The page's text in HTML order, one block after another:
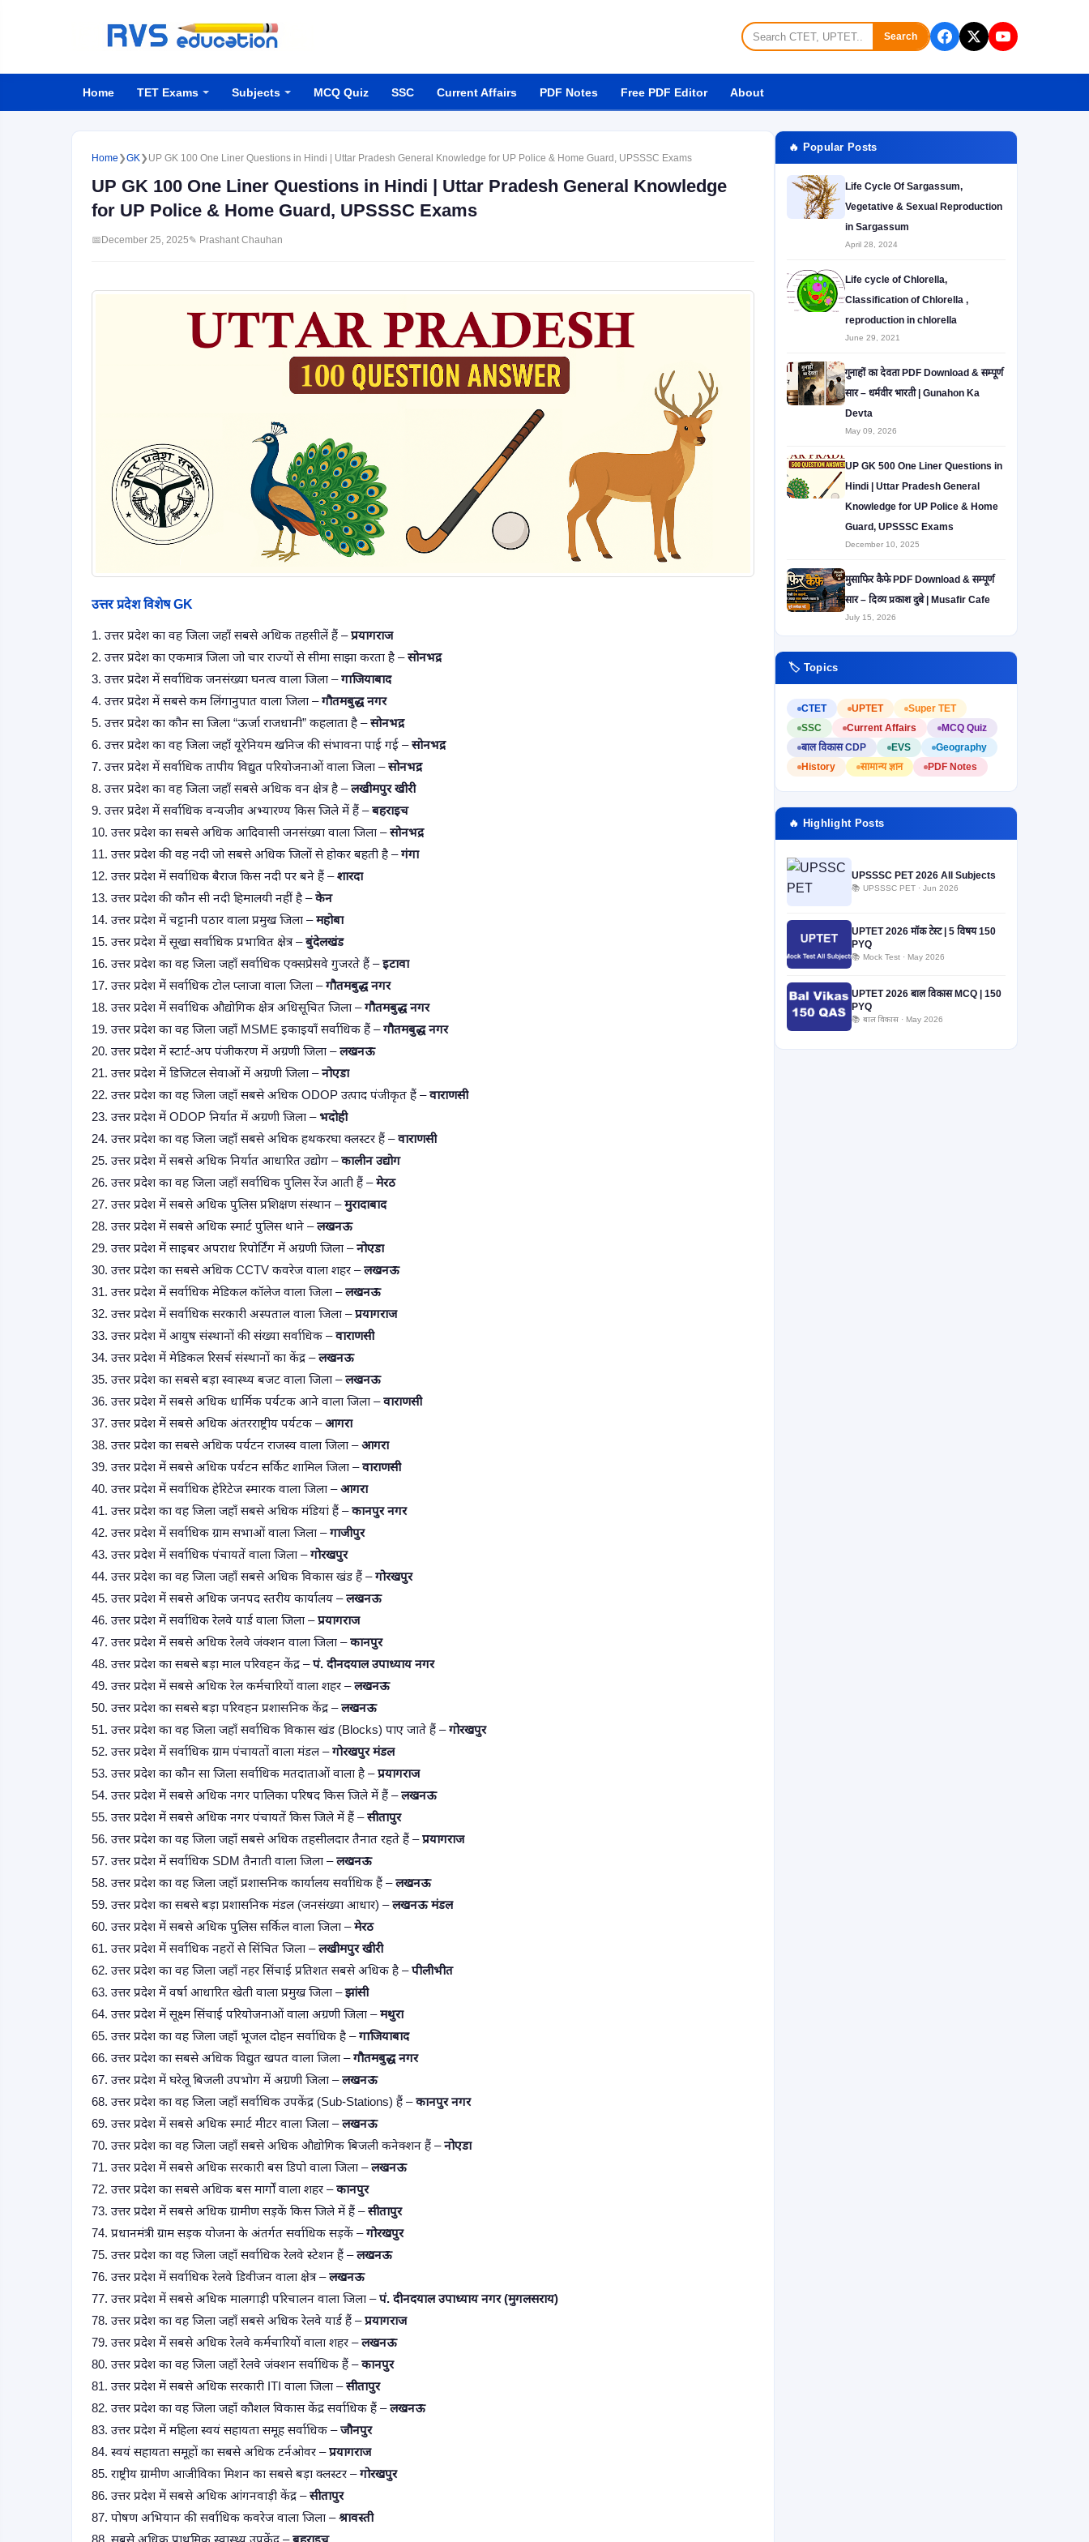
Search
Home TET Exams Subjects MCQ Quiz SSC Current Affairs PDF Notes Free PDF Editor About
Home ❯GK❯ UP GK 100 One Liner Questions in Hindi | Uttar Pradesh General Knowledge for UP Police & Home Guard, UPSSSC Exams
UP GK 100 One Liner Questions in Hindi | Uttar Pradesh General Knowledge
for UP Police & Home Guard, UPSSSC Exams
📅 December 25, 2025✎ Prashant Chauhan
उत्तर प्रदेश विशेष GK
1. उत्तर प्रदेश का वह जिला जहाँ सबसे अधिक तहसीलें हैं –प्रयागराज
2. उत्तर प्रदेश का एकमात्र जिला जो चार राज्यों से सीमा साझा करता है –सोनभद्र
3. उत्तर प्रदेश में सर्वाधिक जनसंख्या घनत्व वाला जिला –गाजियाबाद
4. उत्तर प्रदेश में सबसे कम लिंगानुपात वाला जिला –गौतमबुद्ध नगर
5. उत्तर प्रदेश का कौन सा जिला “ऊर्जा राजधानी” कहलाता है –सोनभद्र
6. उत्तर प्रदेश का वह जिला जहाँ यूरेनियम खनिज की संभावना पाई गई –सोनभद्र
7. उत्तर प्रदेश में सर्वाधिक तापीय विद्युत परियोजनाओं वाला जिला –सोनभद्र
8. उत्तर प्रदेश का वह जिला जहाँ सबसे अधिक वन क्षेत्र है –लखीमपुर खीरी
9. उत्तर प्रदेश में सर्वाधिक वन्यजीव अभ्यारण्य किस जिले में हैं –बहराइच
10. उत्तर प्रदेश का सबसे अधिक आदिवासी जनसंख्या वाला जिला –सोनभद्र
11. उत्तर प्रदेश की वह नदी जो सबसे अधिक जिलों से होकर बहती है –गंगा
12. उत्तर प्रदेश में सर्वाधिक बैराज किस नदी पर बने हैं –शारदा
13. उत्तर प्रदेश की कौन सी नदी हिमालयी नहीं है –केन
14. उत्तर प्रदेश में चट्टानी पठार वाला प्रमुख जिला –महोबा
15. उत्तर प्रदेश में सूखा सर्वाधिक प्रभावित क्षेत्र –बुंदेलखंड
16. उत्तर प्रदेश का वह जिला जहाँ सर्वाधिक एक्सप्रेसवे गुजरते हैं –इटावा
17. उत्तर प्रदेश में सर्वाधिक टोल प्लाजा वाला जिला –गौतमबुद्ध नगर
18. उत्तर प्रदेश में सर्वाधिक औद्योगिक क्षेत्र अधिसूचित जिला –गौतमबुद्ध नगर
19. उत्तर प्रदेश का वह जिला जहाँ MSME इकाइयाँ सर्वाधिक हैं –गौतमबुद्ध नगर
20. उत्तर प्रदेश में स्टार्ट-अप पंजीकरण में अग्रणी जिला –लखनऊ
21. उत्तर प्रदेश में डिजिटल सेवाओं में अग्रणी जिला –नोएडा
22. उत्तर प्रदेश का वह जिला जहाँ सबसे अधिक ODOP उत्पाद पंजीकृत हैं –वाराणसी
23. उत्तर प्रदेश में ODOP निर्यात में अग्रणी जिला –भदोही
24. उत्तर प्रदेश का वह जिला जहाँ सबसे अधिक हथकरघा क्लस्टर हैं –वाराणसी
25. उत्तर प्रदेश में सबसे अधिक निर्यात आधारित उद्योग –कालीन उद्योग
26. उत्तर प्रदेश का वह जिला जहाँ सर्वाधिक पुलिस रेंज आती हैं –मेरठ
27. उत्तर प्रदेश में सबसे अधिक पुलिस प्रशिक्षण संस्थान –मुरादाबाद
28. उत्तर प्रदेश में सबसे अधिक स्मार्ट पुलिस थाने –लखनऊ
29. उत्तर प्रदेश में साइबर अपराध रिपोर्टिंग में अग्रणी जिला –नोएडा
30. उत्तर प्रदेश का सबसे अधिक CCTV कवरेज वाला शहर –लखनऊ
31. उत्तर प्रदेश में सर्वाधिक मेडिकल कॉलेज वाला जिला –लखनऊ
32. उत्तर प्रदेश में सर्वाधिक सरकारी अस्पताल वाला जिला –प्रयागराज
33. उत्तर प्रदेश में आयुष संस्थानों की संख्या सर्वाधिक –वाराणसी
34. उत्तर प्रदेश में मेडिकल रिसर्च संस्थानों का केंद्र –लखनऊ
35. उत्तर प्रदेश का सबसे बड़ा स्वास्थ्य बजट वाला जिला –लखनऊ
36. उत्तर प्रदेश में सबसे अधिक धार्मिक पर्यटक आने वाला जिला –वाराणसी
37. उत्तर प्रदेश में सबसे अधिक अंतरराष्ट्रीय पर्यटक –आगरा
38. उत्तर प्रदेश का सबसे अधिक पर्यटन राजस्व वाला जिला –आगरा
39. उत्तर प्रदेश में सबसे अधिक पर्यटन सर्किट शामिल जिला –वाराणसी
40. उत्तर प्रदेश में सर्वाधिक हेरिटेज स्मारक वाला जिला –आगरा
41. उत्तर प्रदेश का वह जिला जहाँ सबसे अधिक मंडियां हैं –कानपुर नगर
42. उत्तर प्रदेश में सर्वाधिक ग्राम सभाओं वाला जिला –गाजीपुर
43. उत्तर प्रदेश में सर्वाधिक पंचायतें वाला जिला –गोरखपुर
44. उत्तर प्रदेश का वह जिला जहाँ सबसे अधिक विकास खंड हैं –गोरखपुर
45. उत्तर प्रदेश में सबसे अधिक जनपद स्तरीय कार्यालय –लखनऊ
46. उत्तर प्रदेश में सर्वाधिक रेलवे यार्ड वाला जिला –प्रयागराज
47. उत्तर प्रदेश में सबसे अधिक रेलवे जंक्शन वाला जिला –कानपुर
48. उत्तर प्रदेश का सबसे बड़ा माल परिवहन केंद्र –पं. दीनदयाल उपाध्याय नगर
49. उत्तर प्रदेश में सबसे अधिक रेल कर्मचारियों वाला शहर –लखनऊ
50. उत्तर प्रदेश का सबसे बड़ा परिवहन प्रशासनिक केंद्र –लखनऊ
51. उत्तर प्रदेश का वह जिला जहाँ सर्वाधिक विकास खंड (Blocks) पाए जाते हैं –गोरखपुर
52. उत्तर प्रदेश में सर्वाधिक ग्राम पंचायतों वाला मंडल –गोरखपुर मंडल
53. उत्तर प्रदेश का कौन सा जिला सर्वाधिक मतदाताओं वाला है –प्रयागराज
54. उत्तर प्रदेश में सबसे अधिक नगर पालिका परिषद किस जिले में हैं –लखनऊ
55. उत्तर प्रदेश में सबसे अधिक नगर पंचायतें किस जिले में हैं –सीतापुर
56. उत्तर प्रदेश का वह जिला जहाँ सबसे अधिक तहसीलदार तैनात रहते हैं –प्रयागराज
57. उत्तर प्रदेश में सर्वाधिक SDM तैनाती वाला जिला –लखनऊ
58. उत्तर प्रदेश का वह जिला जहाँ प्रशासनिक कार्यालय सर्वाधिक हैं –लखनऊ
59. उत्तर प्रदेश का सबसे बड़ा प्रशासनिक मंडल (जनसंख्या आधार) –लखनऊ मंडल
60. उत्तर प्रदेश में सबसे अधिक पुलिस सर्किल वाला जिला –मेरठ
61. उत्तर प्रदेश में सर्वाधिक नहरों से सिंचित जिला –लखीमपुर खीरी
62. उत्तर प्रदेश का वह जिला जहाँ नहर सिंचाई प्रतिशत सबसे अधिक है –पीलीभीत
63. उत्तर प्रदेश में वर्षा आधारित खेती वाला प्रमुख जिला –झांसी
64. उत्तर प्रदेश में सूक्ष्म सिंचाई परियोजनाओं वाला अग्रणी जिला –मथुरा
65. उत्तर प्रदेश का वह जिला जहाँ भूजल दोहन सर्वाधिक है –गाजियाबाद
66. उत्तर प्रदेश का सबसे अधिक विद्युत खपत वाला जिला –गौतमबुद्ध नगर
67. उत्तर प्रदेश में घरेलू बिजली उपभोग में अग्रणी जिला –लखनऊ
68. उत्तर प्रदेश का वह जिला जहाँ सर्वाधिक उपकेंद्र (Sub-Stations) हैं –कानपुर नगर
69. उत्तर प्रदेश में सबसे अधिक स्मार्ट मीटर वाला जिला –लखनऊ
70. उत्तर प्रदेश का वह जिला जहाँ सबसे अधिक औद्योगिक बिजली कनेक्शन हैं –नोएडा
71. उत्तर प्रदेश में सबसे अधिक सरकारी बस डिपो वाला जिला –लखनऊ
72. उत्तर प्रदेश का सबसे अधिक बस मार्गों वाला शहर –कानपुर
73. उत्तर प्रदेश में सबसे अधिक ग्रामीण सड़कें किस जिले में हैं –सीतापुर
74. प्रधानमंत्री ग्राम सड़क योजना के अंतर्गत सर्वाधिक सड़कें –गोरखपुर
75. उत्तर प्रदेश का वह जिला जहाँ सर्वाधिक रेलवे स्टेशन हैं –लखनऊ
76. उत्तर प्रदेश में सर्वाधिक रेलवे डिवीजन वाला क्षेत्र –लखनऊ
77. उत्तर प्रदेश में सबसे अधिक मालगाड़ी परिचालन वाला जिला –पं. दीनदयाल उपाध्याय नगर (मुगलसराय)
78. उत्तर प्रदेश का वह जिला जहाँ सबसे अधिक रेलवे यार्ड हैं –प्रयागराज
79. उत्तर प्रदेश में सबसे अधिक रेलवे कर्मचारियों वाला शहर –लखनऊ
80. उत्तर प्रदेश का वह जिला जहाँ रेलवे जंक्शन सर्वाधिक हैं –कानपुर
81. उत्तर प्रदेश में सबसे अधिक सरकारी ITI वाला जिला –सीतापुर
82. उत्तर प्रदेश का वह जिला जहाँ कौशल विकास केंद्र सर्वाधिक हैं –लखनऊ
83. उत्तर प्रदेश में महिला स्वयं सहायता समूह सर्वाधिक –जौनपुर
84. स्वयं सहायता समूहों का सबसे अधिक टर्नओवर –प्रयागराज
85. राष्ट्रीय ग्रामीण आजीविका मिशन का सबसे बड़ा क्लस्टर –गोरखपुर
86. उत्तर प्रदेश में सबसे अधिक आंगनवाड़ी केंद्र –सीतापुर
87. पोषण अभियान की सर्वाधिक कवरेज वाला जिला –श्रावस्ती
🔥 Popular Posts
Life Cycle Of Sargassum,
Vegetative & Sexual Reproduction
in Sargassum
April 28, 2024
Life cycle of Chlorella,
Classification of Chlorella ,
reproduction in chlorella
June 29, 2021
गुनाहों का देवता PDF Download & सम्पूर्ण
सार – धर्मवीर भारती | Gunahon Ka
Devta
May 09, 2026
UP GK 500 One Liner Questions in
Hindi | Uttar Pradesh General
Knowledge for UP Police & Home
Guard, UPSSSC Exams
December 10, 2025
मुसाफिर कैफे PDF Download & सम्पूर्ण
सार – दिव्य प्रकाश दुबे | Musafir Cafe
July 15, 2026
🏷️ Topics
CTET UPTET
Super TET
SSC
Current Affairs
MCQ Quiz
बाल विकास CDP
EVS
Geography
History
सामान्य ज्ञान PDF Notes
🔥 Highlight Posts
UPSSSC PET 2026 All Subjects
📚 UPSSSC PET · Jun 2026
UPTET 2026 मॉक टेस्ट | 5 विषय 150
PYQ
📚 Mock Test · May 2026
UPTET 2026 बाल विकास MCQ | 150
PYQ
📚 बाल विकास · May 2026